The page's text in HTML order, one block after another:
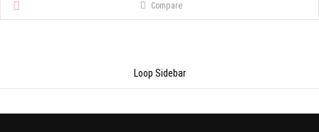
Compare
Loop Sidebar